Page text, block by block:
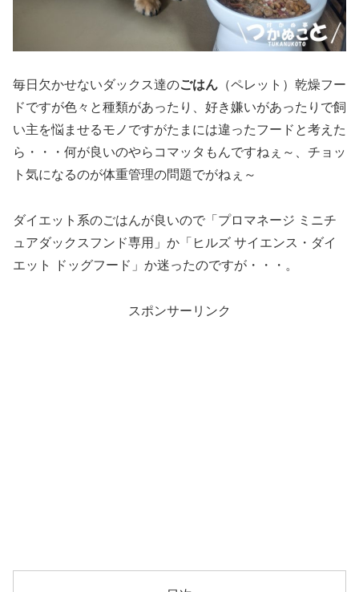
毎日欠かせないダックス達のごはん （ペレット）乾燥フー
ドですが色々と種類があったり、好き嫌いがあったりで飼
い主を悩ませるモノですがたまには違ったフードと考えた
ら・・・何が良いのやらコマッタもんですねぇ～、チョッ
ト気になるのが体重管理の問題でがねぇ～
ダイエット系のごはんが良いので「プロマネージ ミニチ
ュアダックスフンド専用」か「ヒルズ サイエンス・ダイ
エット ドッグフード」か迷ったのですが・・・。
スポンサーリンク